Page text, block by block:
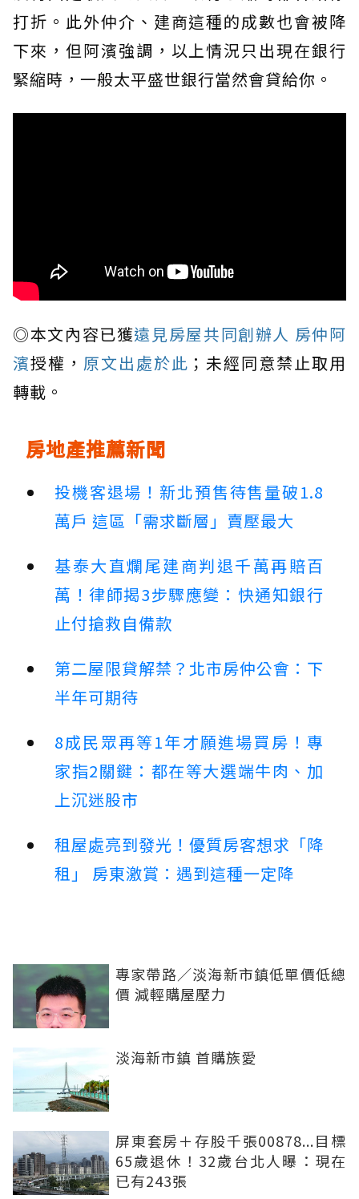
打折。此外仲介、建商這種的成數也會被降
下來，但阿濱強調，以上情況只出現在銀行
緊縮時，一般太平盛世銀行當然會貸給你。
◎本文內容已獲遠見房屋共同創辦人 房仲阿
濱授權， 原文出處於此 ；未經同意禁止取用
轉載。
房地產推薦新聞
投機客退場！新北預售待售量破1.8
萬戶 這區「需求斷層」賣壓最大
基泰大直爛尾建商判退千萬再賠百
萬！律師揭3步驟應變：快通知銀行
止付搶救自備款
第二屋限貸解禁？北市房仲公會：下
半年可期待
8成民眾再等1年才願進場買房！專
家指2關鍵：都在等大選端牛肉、加
上沉迷股市
租屋處亮到發光！優質房客想求「降
租」 房東激賞：遇到這種一定降
專家帶路／淡海新市鎮低單價低總
價 減輕購屋壓力
淡海新市鎮 首購族愛
屏東套房＋存股千張00878...目標
65歲退休！32歲台北人曝：現在
已有243張